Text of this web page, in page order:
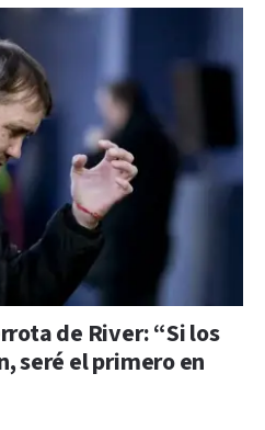
de River: “Si los
seré el primero en